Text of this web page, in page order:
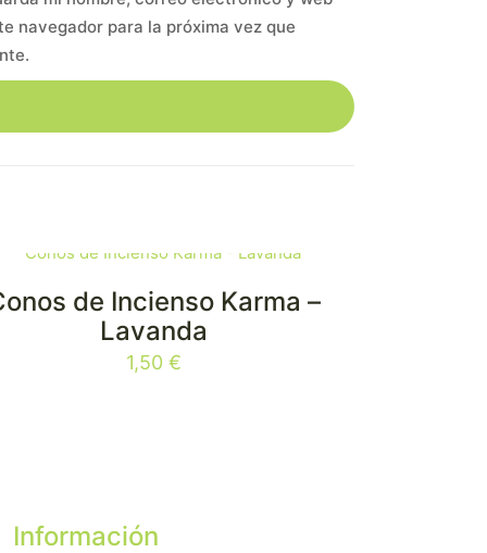
navegador para la próxima vez que
de Incienso Karma –
Lavanda
1,50€
Información